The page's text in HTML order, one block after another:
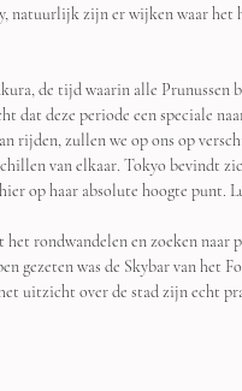
natuurlijk zijn er wijken waar het
de tijd waarin alle
dat deze periode een speciale
rijden, zullen we op ons op
van elkaar. Tokyo bevindt
op haar absolute hoogte punt.
rondwandelen en zoeken
gezeten was de Skybar van het
uitzicht over de stad zijn echt